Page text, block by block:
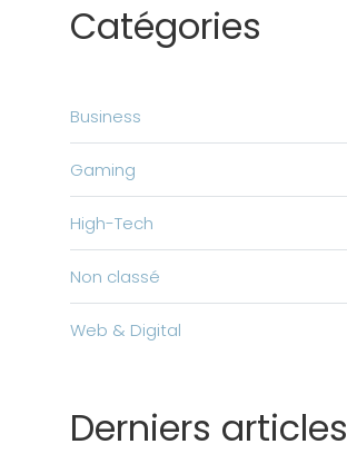
Catégories
Business
Gaming
High-Tech
Non classé
Web & Digital
Derniers articles